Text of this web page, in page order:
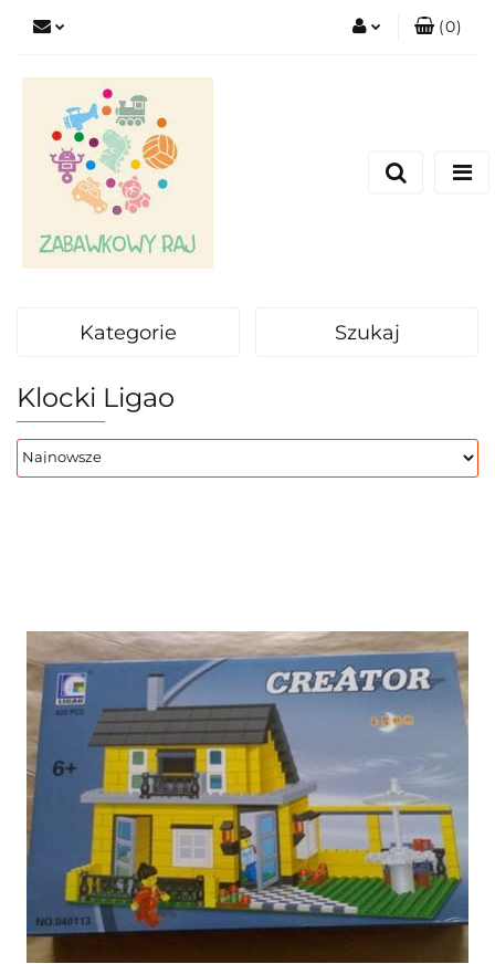
(0)
Kategorie Szukaj
Klocki Ligao